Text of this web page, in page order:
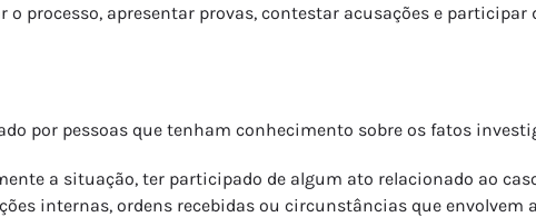
processo, apresentar provas, contestar acusações e
por pessoas que tenham conhecimento sobre os fatos
a situação, ter participado de algum ato relacionado ao
internas, ordens recebidas ou circunstâncias que envolvem